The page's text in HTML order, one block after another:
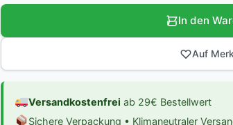
In den
Auf
Versandkostenfrei ab 29€ Bestellwert
Sichere Verpackung • Klimaneutraler